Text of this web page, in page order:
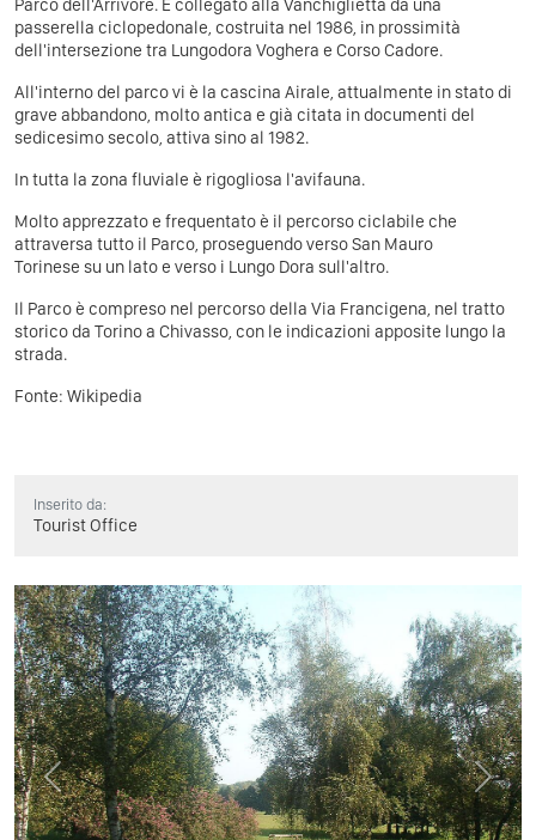
passerella ciclopedonale, costruita nel 1986, in prossimità
dell'intersezione tra Lungodora Voghera e Corso Cadore.
All'interno del parco vi è la cascina Airale, attualmente in stato di
grave abbandono, molto antica e già citata in documenti del
sedicesimo secolo, attiva sino al 1982.
In tutta la zona fluviale è rigogliosa l'avifauna.
Molto apprezzato e frequentato è il percorso ciclabile che
attraversa tutto il Parco, proseguendo verso San Mauro
Torinese su un lato e verso i Lungo Dora sull'altro.
Il Parco è compreso nel percorso della Via Francigena, nel tratto
storico da Torino a Chivasso, con le indicazioni apposite lungo la
strada.
Fonte: Wikipedia
Inserito da:
Tourist Office
Previous Next